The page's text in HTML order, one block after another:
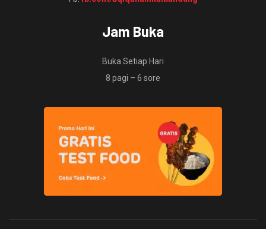
Jam Buka
Buka Setiap Hari
8 pagi – 6 sore